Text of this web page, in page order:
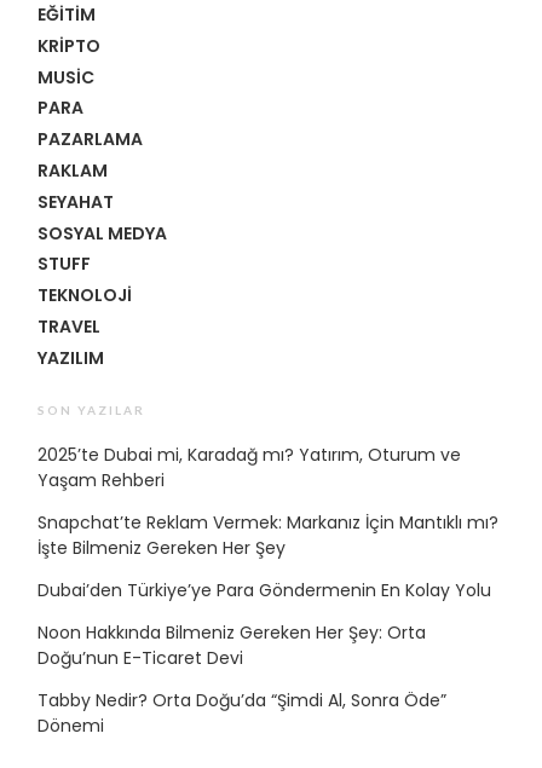
EĞITIM
KRIPTO
MUSIC
PARA
PAZARLAMA
RAKLAM
SEYAHAT
SOSYAL MEDYA
STUFF
TEKNOLOJI
TRAVEL
YAZILIM
SON YAZILAR
2025’te Dubai mi, Karadağ mı? Yatırım, Oturum ve
Yaşam Rehberi
Snapchat’te Reklam Vermek: Markanız İçin Mantıklı mı?
İşte Bilmeniz Gereken Her Şey
Dubai’den Türkiye’ye Para Göndermenin En Kolay Yolu
Noon Hakkında Bilmeniz Gereken Her Şey: Orta
Doğu’nun E-Ticaret Devi
Tabby Nedir? Orta Doğu’da “Şimdi Al, Sonra Öde”
Dönemi